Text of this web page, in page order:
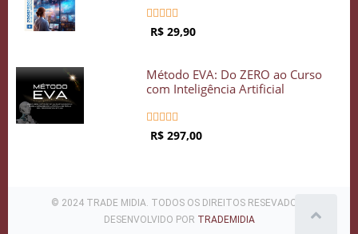
    
R$ 29,90
Método EVA: Do ZERO ao Curso
com Inteligência Artificial
    
R$ 297,00
© 2024 TRADE MIDIA. TODOS OS DIREITOS RESEVADOS .
DESENVOLVIDO POR TRADEMIDIA